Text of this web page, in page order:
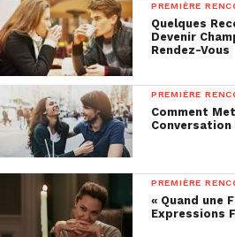
PREMIÈRE
Quelques
Devenir
Rendez-Vous
PREMIÈRE
Comment
Conversation
PREMIÈRE
« Quand une
Expressions